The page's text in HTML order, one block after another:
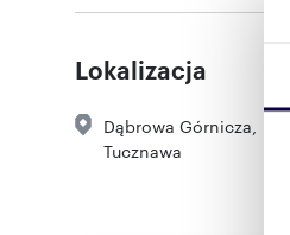
Lokalizacja
Dąbrowa Górnicza,
Tucznawa